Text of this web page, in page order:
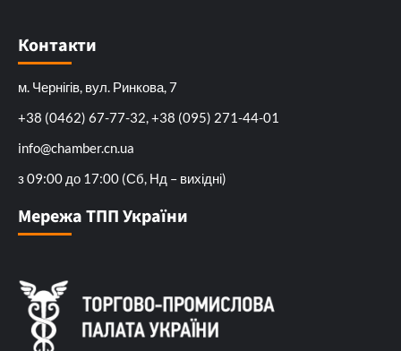
Контакти
м. Чернігів, вул. Ринкова, 7
+38 (0462) 67-77-32, +38 (095) 271-44-01
info@chamber.cn.ua
з 09:00 до 17:00 (Сб, Нд – вихідні)
Мережа ТПП України